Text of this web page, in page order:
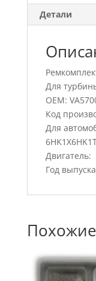
Детали
Для
OEM:
Код
Для
Двигатель:
Год
Похожие